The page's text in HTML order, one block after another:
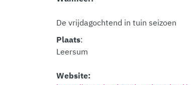
De vrijdagochtend in tuin seizoen
Plaats:
Leersum
Website: